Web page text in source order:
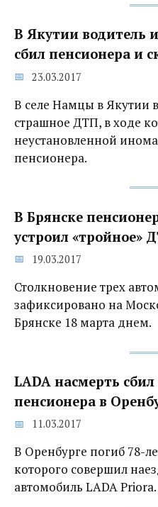
В Якутии водитель
сбил пенсионера и
23.03.2017
В селе Намцы в Якутии
страшное ДТП, в ходе
неустановленной
пенсионера.
В Брянске
устроил «тройное»
19.03.2017
Столкновение трех
зафиксировано на
Брянске 18 марта днем.
LADA насмерть сбил
пенсионера в
11.03.2017
В Оренбурге погиб 78-
которого совершил
автомобиль LADA Priora.